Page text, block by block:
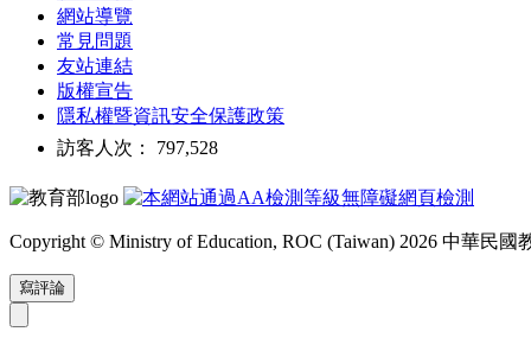
網站導覽
常見問題
友站連結
版權宣告
隱私權暨資訊安全保護政策
訪客人次： 797,528
Copyright © Ministry of Education, ROC (Taiwan) 2026 中華民國
寫評論